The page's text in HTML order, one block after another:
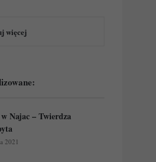
więcej
Najac – Twierdza
2021